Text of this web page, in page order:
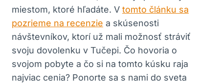
miestom, ktoré hľadáte. V tomto článku sa
pozrieme na recenzie a skúsenosti
návštevníkov, ktorí už mali možnosť stráviť
svoju dovolenku v Tučepi. Čo hovoria o
svojom pobyte a čo si na tomto kúsku raja
najviac cenia? Ponorte sa s nami do sveta